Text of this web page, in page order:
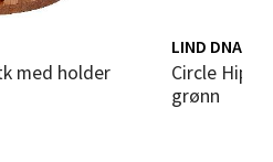
LIND DNA
Circle Hippo glassbrikke 10 cm pastell
grønn